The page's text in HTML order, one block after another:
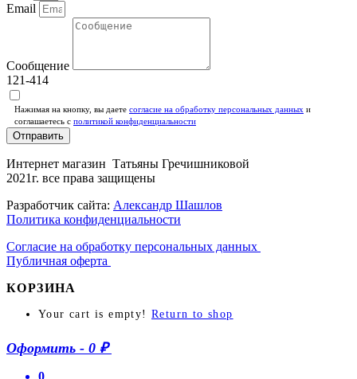
Email
Сообщение
121-414
Нажимая на кнопку, вы даете согласие на обработку персональных данных и
соглашаетесь c политикой конфиденциальности
Отправить
Интернет магазин Татьяны Гречишниковой
2021г. все права защищены
Разработчик сайта: Александр Шашлов
Политика конфиденциальности
Согласие на обработку персональных данных
Публичная оферта
КОРЗИНА
Your cart is empty! Return to shop
Оформить - 0 ₽
0